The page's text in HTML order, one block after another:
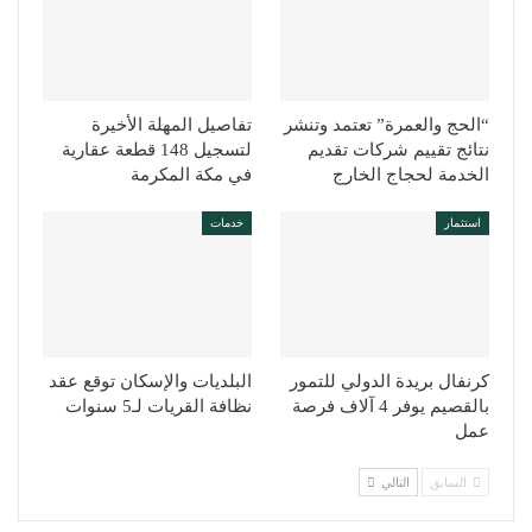
“الحج والعمرة” تعتمد وتنشر
نتائج تقييم شركات تقديم
الخدمة لحجاج الخارج
تفاصيل المهلة الأخيرة
لتسجيل 148 قطعة عقارية
في مكة المكرمة
استثمار
كرنفال بريدة الدولي للتمور
بالقصيم يوفر 4 آلاف فرصة
عمل
خدمات
البلديات والإسكان توقع عقد
نظافة القريات لـ5 سنوات
السابق التالي